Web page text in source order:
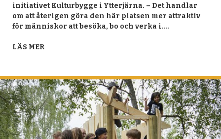
initiativet Kulturbygge i Ytterjärna. – Det handlar
om att återigen göra den här platsen mer attraktiv
för människor att besöka, bo och verka i.…
LÄS MER